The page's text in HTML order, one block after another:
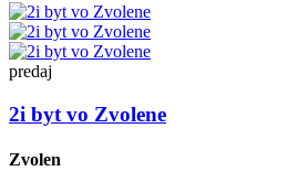
predaj
2i byt vo Zvolene
Zvolen